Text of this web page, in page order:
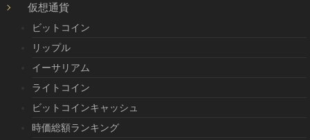
仮想通貨
ビットコイン
リップル
イーサリアム
ライトコイン
ビットコインキャッシュ
時価総額ランキング